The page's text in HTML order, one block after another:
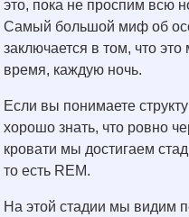
это, пока не проспим всю
Самый большой миф об
заключается в том, что
время, каждую ночь.
Если вы понимаете
хорошо знать, что ровно
кровати мы достигаем
то есть REM.
На этой стадии мы видим